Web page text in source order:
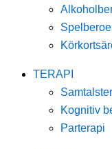
TERAPI
Kognitiv
Parterapi